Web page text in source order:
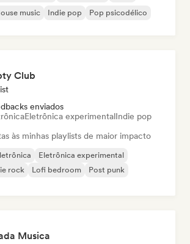
music Indie pop Pop psicodélico
Club
enviados
Eletrônica experimentalIndie pop
às minhas playlists de maior impacto
Eletrônica experimental
rock Lofi bedroom
Post punk
Musica